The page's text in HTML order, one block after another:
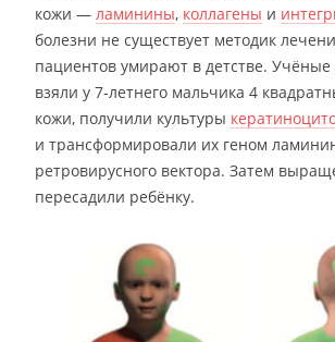
кожи — ламинины, коллагены и
болезни не существует методик
пациентов умирают в детстве. Учёные
взяли у 7-летнего мальчика 4
кожи, получили культуры
и трансформировали их геном
ретровирусного вектора. Затем
пересадили ребёнку.